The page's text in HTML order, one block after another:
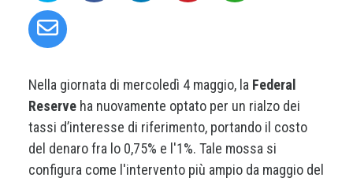
Nella giornata di mercoledì 4 maggio, la Federal
Reserve ha nuovamente optato per un rialzo dei
tassi d’interesse di riferimento, portando il costo
del denaro fra lo 0,75% e l'1%. Tale mossa si
configura come l'intervento più ampio da maggio del